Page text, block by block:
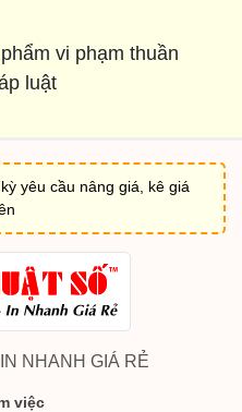
vi phạm thuần
luật
yêu cầu nâng giá, kê giá
NHANH GIÁ RẺ
việc